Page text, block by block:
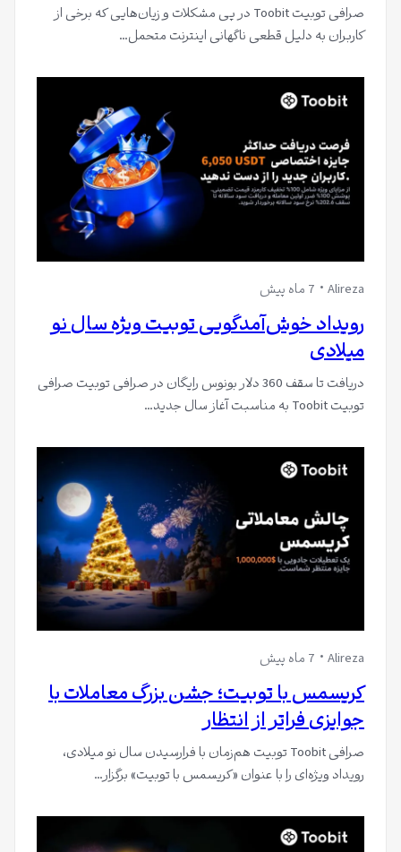
صرافی توبیت Toobit در پی مشکلات و زیان‌هایی که برخی از
کاربران به دلیل قطعی ناگهانی اینترنت متحمل…
Alireza 7 ماه پیش
رویداد خوش‌آمدگویی توبیت ویژه سال نو
میلادی
دریافت تا سقف 360 دلار بونوس رایگان در صرافی توبیت صرافی
توبیت Toobit به مناسبت آغاز سال جدید…
Alireza 7 ماه پیش
کریسمس با توبیت؛ جشن بزرگ معاملات با
جوایزی فراتر از انتظار
صرافی Toobit توبیت هم‌زمان با فرارسیدن سال نو میلادی،
رویداد ویژه‌ای را با عنوان «کریسمس با توبیت» برگزار…